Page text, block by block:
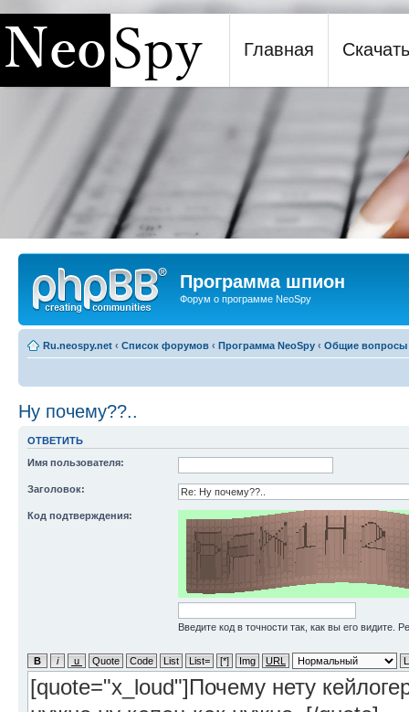
Программа шпион NeoSpy
Главная Скачать
Программа шпион
Форум о программе NeoSpy
Ru.neospy.net ‹ Список форумов ‹ Программа NeoSpy ‹ Общие вопросы
Ну почему??..
ОТВЕТИТЬ
Имя пользователя:
Заголовок:
Код подтверждения:
Введите код в точности так, как вы его видите.